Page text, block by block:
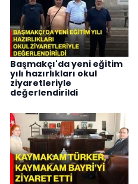
Başmakçı'da yeni eğitim
yılı hazırlıkları okul
ziyaretleriyle
değerlendirildi